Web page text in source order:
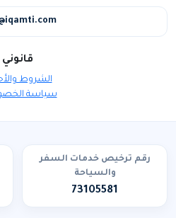
قانوني
الشروط
سياسة
رقم ترخيص خدمات السفر
والسياحة
73105581